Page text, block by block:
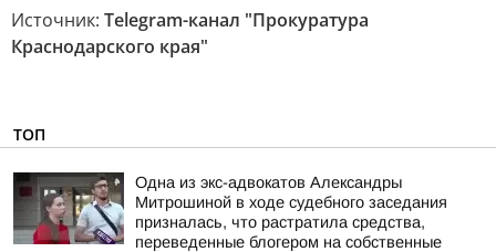
Источник: Telegram-канал "Прокуратура
Краснодарского края"
ТОП
Одна из экс-адвокатов Александры
Митрошиной в ходе судебного заседания
призналась, что растратила средства,
переведенные блогером на собственные